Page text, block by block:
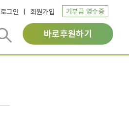
로그인 회원가입 기부금 영수증
바로후원하기